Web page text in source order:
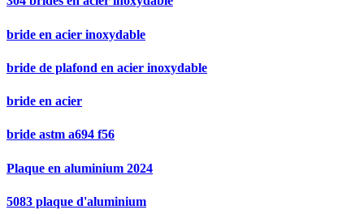
bride en acier inoxydable
bride de plafond en acier inoxydable
bride en acier
bride astm a694 f56
Plaque en aluminium 2024
5083 plaque d'aluminium